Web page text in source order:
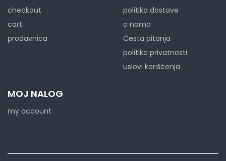
checkout
cart
prodavnica
politika dostave
o nama
Česta pitanja
politika privatnosti
uslovi korišćenja
MOJ NALOG
my account